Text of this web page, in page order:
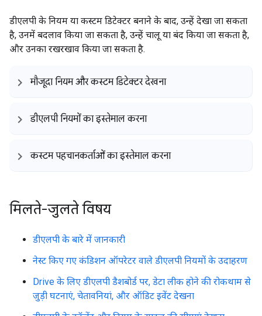
डीएलपी के नियम या कस्टम डिटेक्टर बनाने के बाद, उन्हें देखा जा सकता
है, उनमें बदलाव किया जा सकता है, उन्हें चालू या बंद किया जा सकता है,
और उनका रखरखाव किया जा सकता है.
मौजूदा नियम और कस्टम डिटेक्टर देखना
डीएलपी नियमों का इस्तेमाल करना
कस्टम पहचानकर्ताओं का इस्तेमाल करना
मिलते-जुलते विषय
डीएलपी के बारे में जानकारी
नेस्ट किए गए कंडिशन ऑपरेटर वाले डीएलपी नियमों के उदाहरण
Drive के लिए डीएलपी डैशबोर्ड पर, डेटा लीक होने की रोकथाम से
जुड़ी घटनाएं, चेतावनियां, और ऑडिट इवेंट देखना